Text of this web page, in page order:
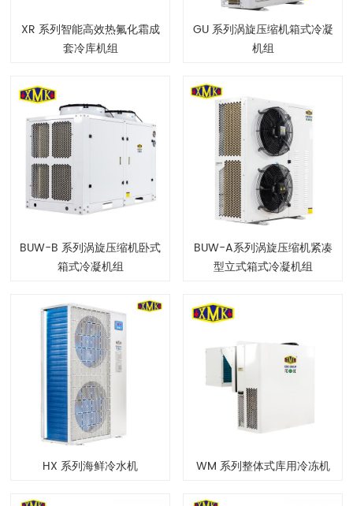
XR 系列智能高效热氟化霜成
套冷库机组
GU 系列涡旋压缩机箱式冷凝
机组
BUW-B 系列涡旋压缩机卧式
箱式冷凝机组
BUW-A系列涡旋压缩机紧凑
型立式箱式冷凝机组
HX 系列海鲜冷水机 WM 系列整体式库用冷冻机